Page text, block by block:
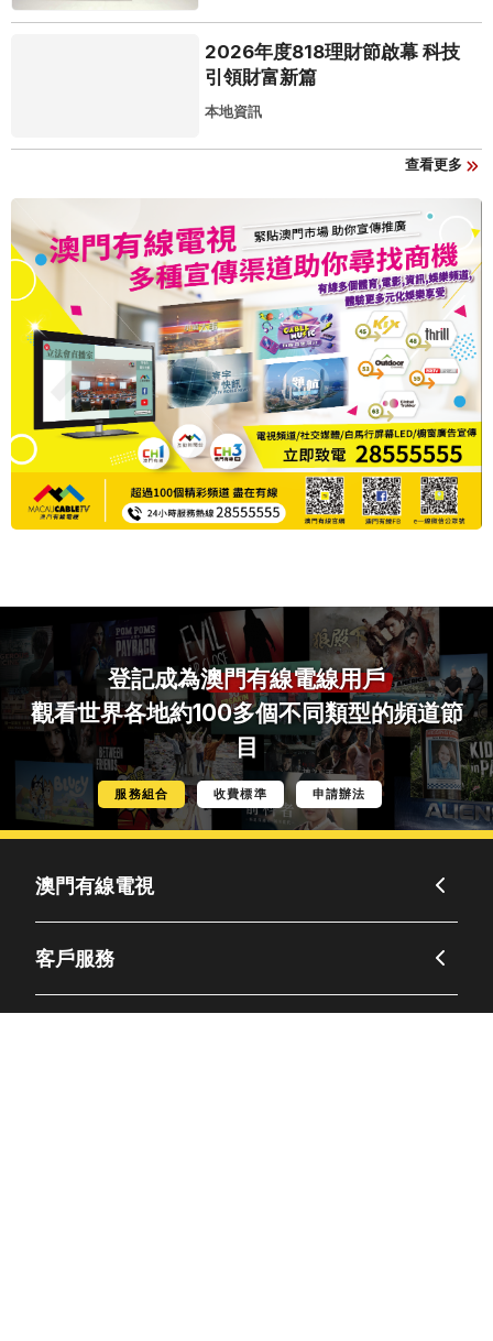
2026年度818理財節啟幕 科技
引領財富新篇
本地資訊
查看更多
登記成為澳門有線電線用戶
觀看世界各地約100多個不同類型的頻道節
目
服務組合 收費標準 申請辦法
澳門有線電視
客戶服務